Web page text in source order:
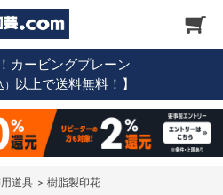
カービングプレーン
以上で送料無料！】
道具 > 樹脂製印花